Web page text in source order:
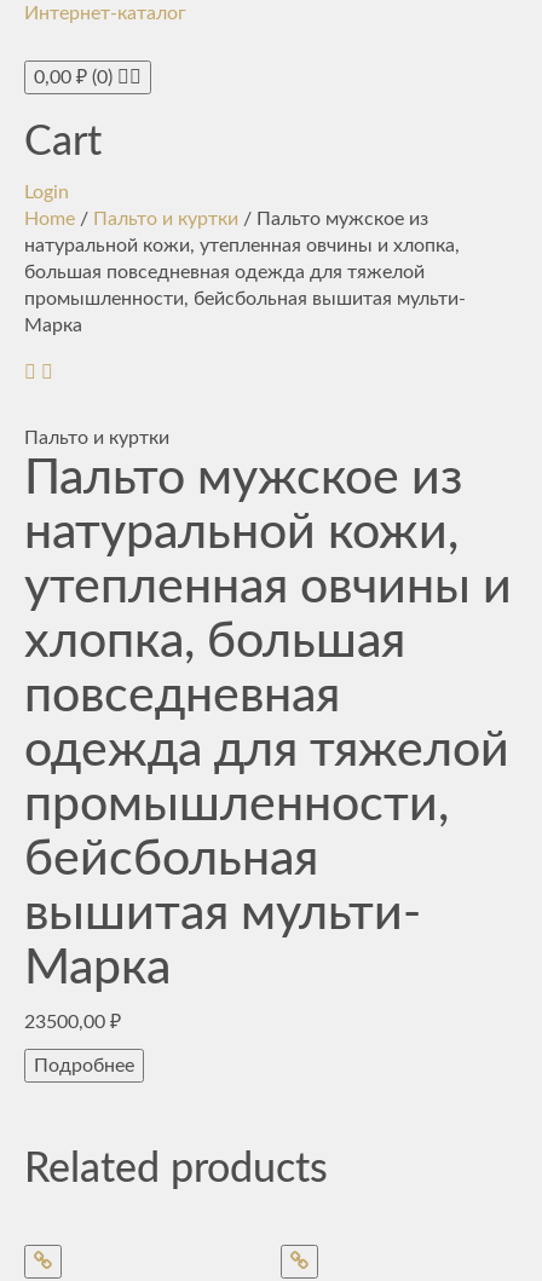
Интернет-каталог
0,00 ₽ (0)
Cart
Login
Home / Пальто и куртки / Пальто мужское из
натуральной кожи, утепленная овчины и хлопка,
большая повседневная одежда для тяжелой
промышленности, бейсбольная вышитая мульти-
Марка
Пальто и куртки
Пальто мужское из
натуральной кожи,
утепленная овчины и
хлопка, большая
повседневная
одежда для тяжелой
промышленности,
бейсбольная
вышитая мульти-
Марка
23500,00 ₽
Подробнее
Related products